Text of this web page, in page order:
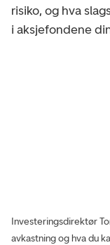
risiko, og hva
i aksjefondene
Investeringsdirektør
avkastning og hva du